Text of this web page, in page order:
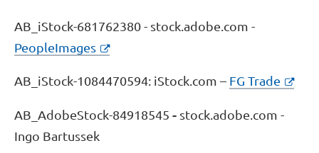
AB_iStock-681762380 - stock.adobe.com -
PeopleImages
AB_iStock-1084470594: iStock.com – FG Trade
AB_AdobeStock-84918545 - stock.adobe.com -
Ingo Bartussek